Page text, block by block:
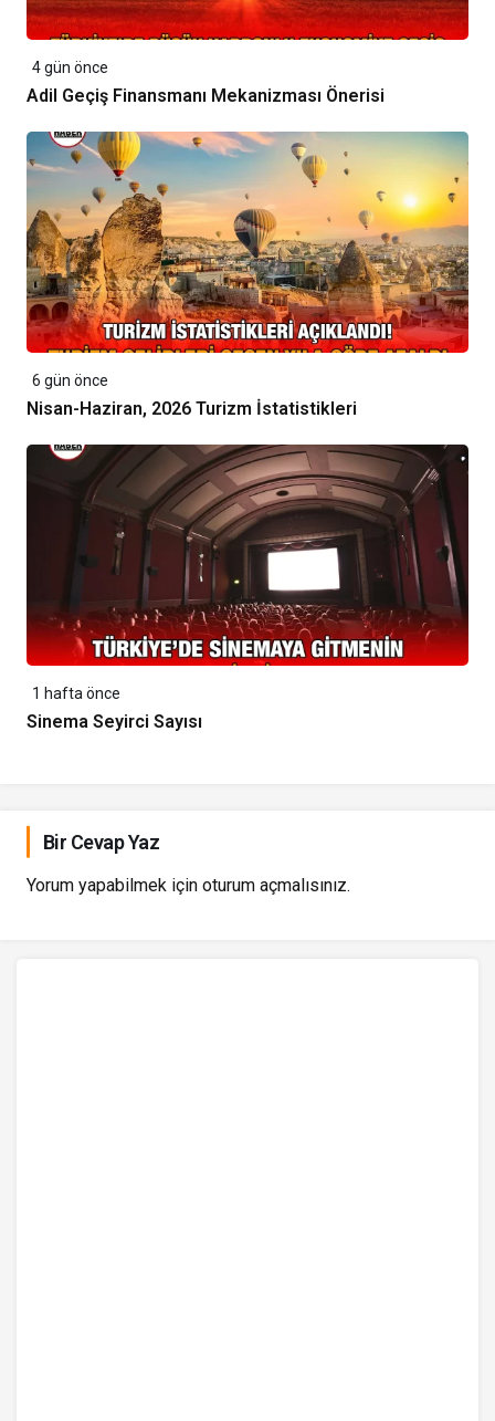
4 gün önce
Adil Geçiş Finansmanı Mekanizması Önerisi
6 gün önce
Nisan-Haziran, 2026 Turizm İstatistikleri
1 hafta önce
Sinema Seyirci Sayısı
Bir Cevap Yaz
Yorum yapabilmek için oturum açmalısınız.